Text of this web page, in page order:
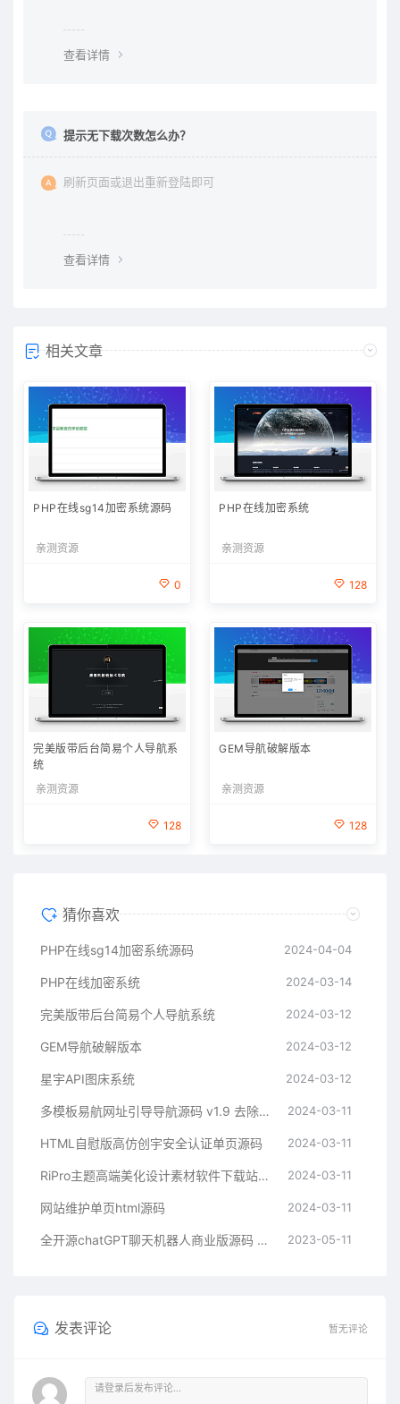
查看详情
提示无下载次数怎么办？
刷新页面或退出重新登陆即可
查看详情
相关文章
PHP在线sg14加密系统源码
亲测资源
0
PHP在线加密系统
亲测资源
128
完美版带后台简易个人导航系
统
亲测资源
128
GEM导航破解版本
亲测资源
128
猜你喜欢
PHP在线sg14加密系统源码 2024-04-04
PHP在线加密系统 2024-03-14
完美版带后台简易个人导航系统 2024-03-12
GEM导航破解版本 2024-03-12
星宇API图床系统 2024-03-12
多模板易航网址引导导航源码 v1.9 去除弹窗等开心版 2024-03-11
HTML自慰版高仿创宇安全认证单页源码 2024-03-11
RiPro主题高端美化设计素材软件下载站子主题 2024-03-11
网站维护单页html源码 2024-03-11
全开源chatGPT聊天机器人商业版源码 支持魔改 完全开放源代码 2023-05-11
发表评论 暂无评论